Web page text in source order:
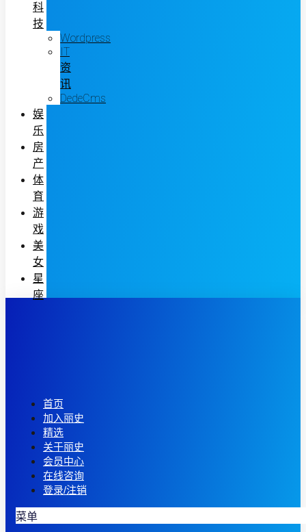
科
技
Wordpress
IT
资
讯
DedeCms
娱
乐
房
产
体
育
游
戏
美
女
星
座
首页
加入丽史
精选
关于丽史
会员中心
在线咨询
登录/注销
菜单